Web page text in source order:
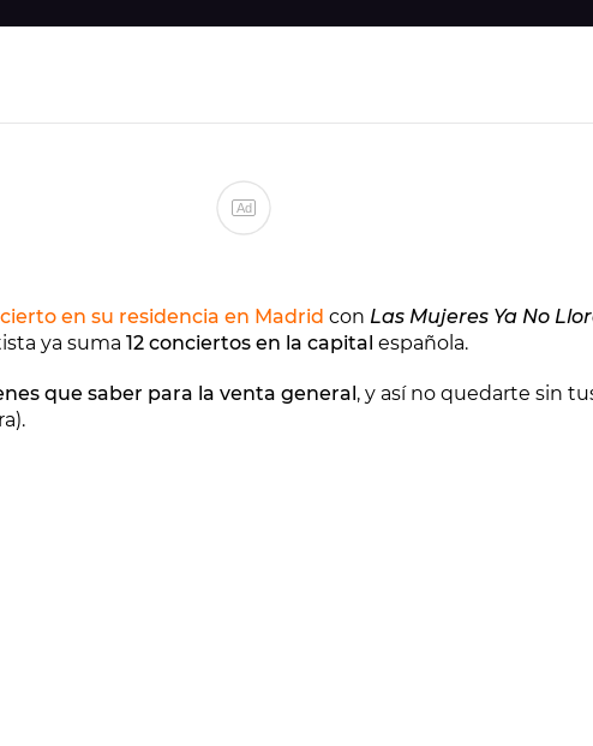
Ad
en su residencia en Madrid con Las Mujeres Ya No
ya suma 12 conciertos en la capital española.
que saber para la venta general, y así no quedarte sin